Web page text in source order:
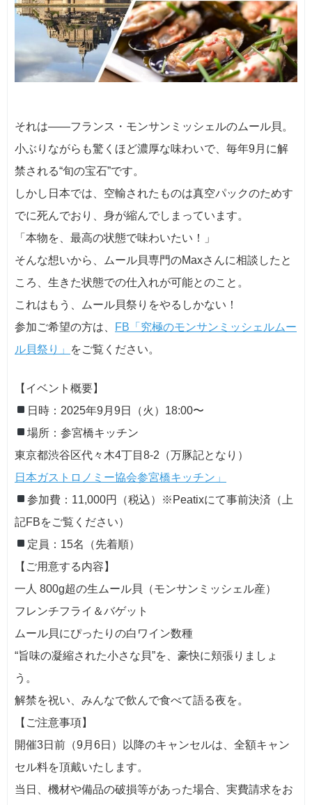
それは――フランス・モンサンミッシェルのムール貝。
小ぶりながらも驚くほど濃厚な味わいで、毎年9月に解
禁される“旬の宝石”です。
しかし日本では、空輸されたものは真空パックのためす
でに死んでおり、身が縮んでしまっています。
「本物を、最高の状態で味わいたい！」
そんな想いから、ムール貝専門のMaxさんに相談したと
ころ、生きた状態での仕入れが可能とのこと。
これはもう、ムール貝祭りをやるしかない！
参加ご希望の方は、
FB「究極のモンサンミッシェルムー
ル貝祭り」
をご覧ください。
【イベント概要】
日時：2025年9月9日（火）18:00〜
場所：参宮橋キッチン
東京都渋谷区代々木4丁目8-2（万豚記となり）
日本ガストロノミー協会参宮橋キッチン」
参加費：11,000円（税込）※Peatixにて事前決済（上
記FBをご覧ください）
定員：15名（先着順）
【ご用意する内容】
一人 800g超の生ムール貝（モンサンミッシェル産）
フレンチフライ＆バゲット
ムール貝にぴったりの白ワイン数種
“旨味の凝縮された小さな貝”を、豪快に頬張りましょ
う。
解禁を祝い、みんなで飲んで食べて語る夜を。
【ご注意事項】
開催3日前（9月6日）以降のキャンセルは、全額キャン
セル料を頂戴いたします。
当日、機材や備品の破損等があった場合、実費請求をお